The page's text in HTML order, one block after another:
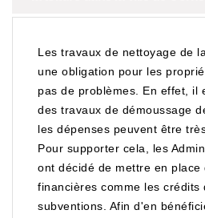
Les travaux de nettoyage de
une obligation pour les
pas de problèmes. En effet, il
des travaux de démoussage
les dépenses peuvent être
Pour supporter cela, les
ont décidé de mettre en place
financières comme les crédits
subventions. Afin d'en